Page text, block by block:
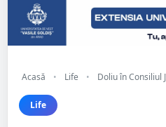
Acasă • Life • Doliu în Consiliul
Life